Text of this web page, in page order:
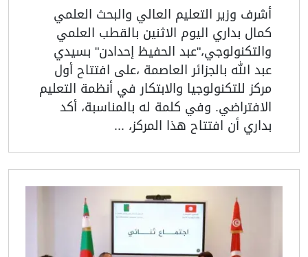
أشرف وزير التعليم العالي والبحث العلمي
كمال بداري اليوم الاثنين بالقطب العلمي
والتكنولوجي،"عبد الحفيظ إحدادن" بسيدي
عبد الله بالجزائر العاصمة ،على افتتاح أول
مركز للتكنولوجيا والابتكار في أنظمة التعليم
الافتراضي. وفي كلمة له بالمناسبة، أكد
بداري أن افتتاح هذا المركز، ...